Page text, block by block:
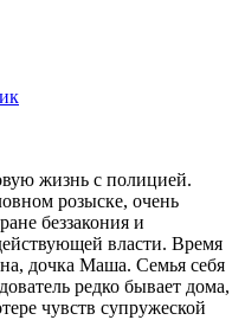
жизнь с полицией.
розыске, очень
беззакония и
власти. Время
дочка Маша. Семья себя
редко бывает дома,
чувств супружеской